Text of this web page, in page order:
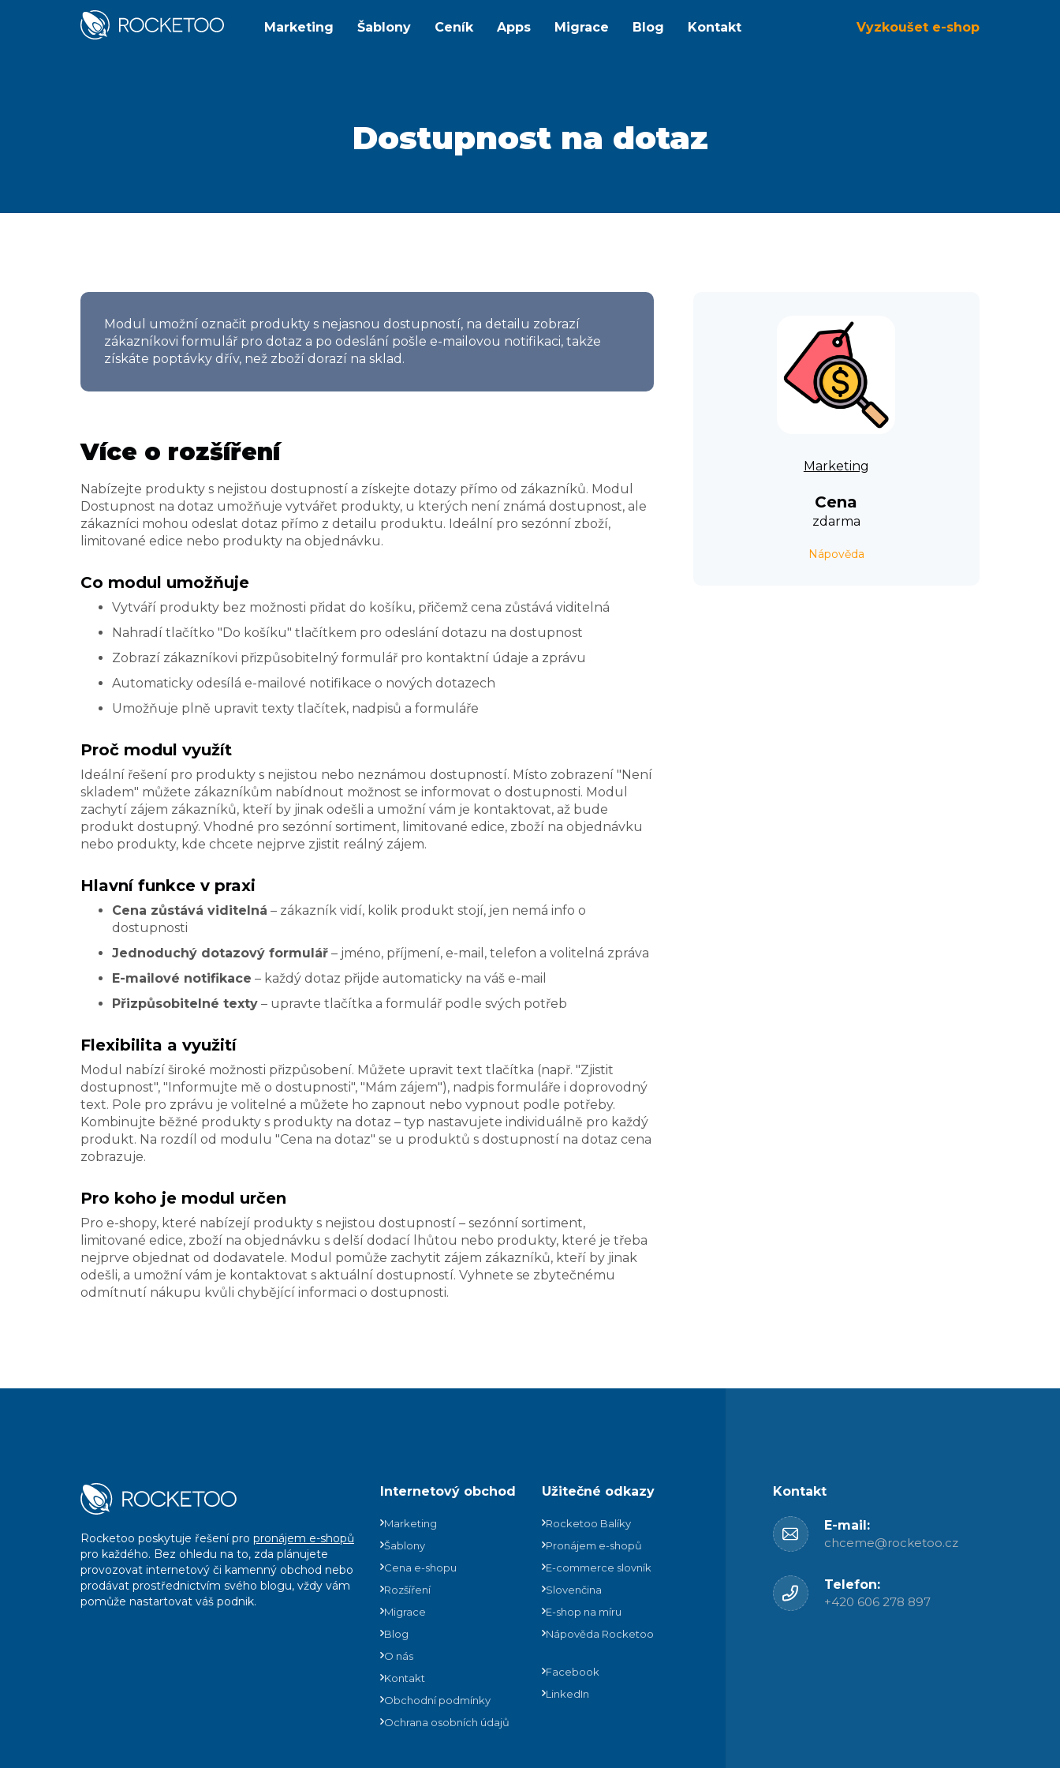
Marketing Šablony Ceník Apps Migrace Blog Kontakt Vyzkoušet e-shop
Dostupnost na dotaz
Modul umožní označit produkty s nejasnou dostupností, na detailu zobrazí
zákazníkovi formulář pro dotaz a po odeslání pošle e-mailovou notifikaci, takže
získáte poptávky dřív, než zboží dorazí na sklad.
Více o rozšíření
Nabízejte produkty s nejistou dostupností a získejte dotazy přímo od zákazníků. Modul
Dostupnost na dotaz umožňuje vytvářet produkty, u kterých není známá dostupnost, ale
zákazníci mohou odeslat dotaz přímo z detailu produktu. Ideální pro sezónní zboží,
limitované edice nebo produkty na objednávku.
Co modul umožňuje
Vytváří produkty bez možnosti přidat do košíku, přičemž cena zůstává viditelná
Nahradí tlačítko "Do košíku" tlačítkem pro odeslání dotazu na dostupnost
Zobrazí zákazníkovi přizpůsobitelný formulář pro kontaktní údaje a zprávu
Automaticky odesílá e-mailové notifikace o nových dotazech
Umožňuje plně upravit texty tlačítek, nadpisů a formuláře
Proč modul využít
Ideální řešení pro produkty s nejistou nebo neznámou dostupností. Místo zobrazení "Není
skladem" můžete zákazníkům nabídnout možnost se informovat o dostupnosti. Modul
zachytí zájem zákazníků, kteří by jinak odešli a umožní vám je kontaktovat, až bude
produkt dostupný. Vhodné pro sezónní sortiment, limitované edice, zboží na objednávku
nebo produkty, kde chcete nejprve zjistit reálný zájem.
Hlavní funkce v praxi
Cena zůstává viditelná – zákazník vidí, kolik produkt stojí, jen nemá info o
dostupnosti
Jednoduchý dotazový formulář – jméno, příjmení, e-mail, telefon a volitelná zpráva
E-mailové notifikace – každý dotaz přijde automaticky na váš e-mail
Přizpůsobitelné texty – upravte tlačítka a formulář podle svých potřeb
Flexibilita a využití
Modul nabízí široké možnosti přizpůsobení. Můžete upravit text tlačítka (např. "Zjistit
dostupnost", "Informujte mě o dostupnosti", "Mám zájem"), nadpis formuláře i doprovodný
text. Pole pro zprávu je volitelné a můžete ho zapnout nebo vypnout podle potřeby.
Kombinujte běžné produkty s produkty na dotaz – typ nastavujete individuálně pro každý
produkt. Na rozdíl od modulu "Cena na dotaz" se u produktů s dostupností na dotaz cena
zobrazuje.
Pro koho je modul určen
Pro e-shopy, které nabízejí produkty s nejistou dostupností – sezónní sortiment,
limitované edice, zboží na objednávku s delší dodací lhůtou nebo produkty, které je třeba
nejprve objednat od dodavatele. Modul pomůže zachytit zájem zákazníků, kteří by jinak
odešli, a umožní vám je kontaktovat s aktuální dostupností. Vyhnete se zbytečnému
odmítnutí nákupu kvůli chybějící informaci o dostupnosti.
Marketing
Cena
zdarma
Nápověda
Rocketoo poskytuje řešení pro pronájem e-shopů
pro každého. Bez ohledu na to, zda plánujete
provozovat internetový či kamenný obchod nebo
prodávat prostřednictvím svého blogu, vždy vám
pomůže nastartovat váš podnik.
Internetový obchod
Marketing
Šablony
Cena e-shopu
Rozšíření
Migrace
Blog
O nás
Kontakt
Obchodní podmínky
Ochrana osobních údajů
Užitečné odkazy
Rocketoo Balíky
Pronájem e-shopů
E-commerce slovník
Slovenčina
E-shop na míru
Nápověda Rocketoo
Facebook
LinkedIn
Kontakt
E-mail:
chceme@rocketoo.cz
Telefon:
+420 606 278 897